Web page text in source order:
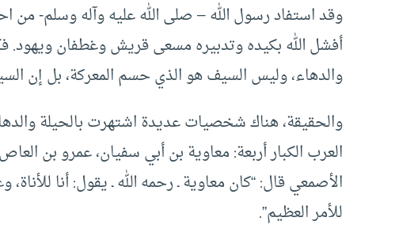
وقد استفاد رسول الله – صلى الله عليه وآله وسلم- من
أفشل الله بكيده وتدبيره مسعى قريش وغطفان ويهود.
والدهاء، وليس السيف هو الذي حسم المعركة، بل إن
والحقيقة، هناك شخصيات عديدة اشتهرت بالحيلة
العرب الكبار أربعة: معاوية بن أبي سفيان، عمرو بن
الأصمعي قال: “كان معاوية ـ رحمه الله ـ يقول: أنا للأناة،
للأمر العظيم”.